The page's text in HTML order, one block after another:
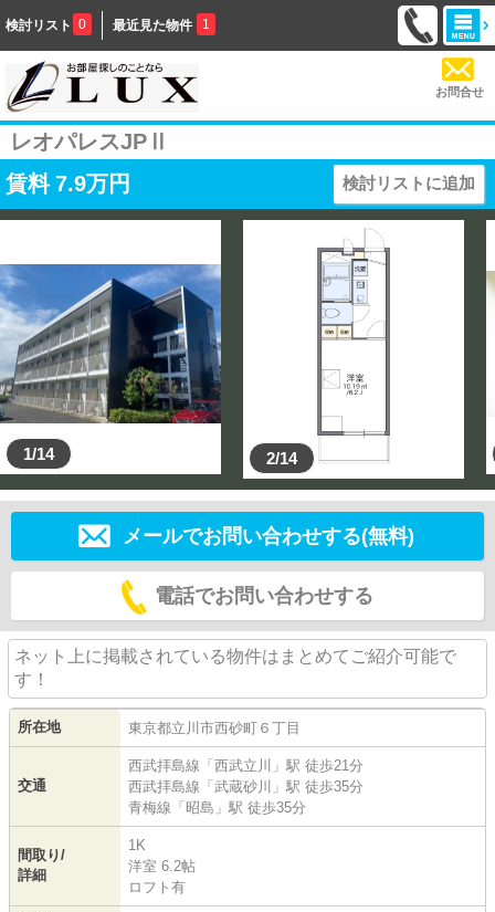
検討リスト 0 最近見た物件 1
お問合せ
レオパレスJPⅡ
賃料 7.9万円 検討リストに追加
1/14 2/14
メールでお問い合わせする(無料)
電話でお問い合わせする
ネット上に掲載されている物件はまとめてご紹介可能で
す！
所在地 東京都立川市西砂町 ６丁目
交通
西武拝島線 「西武立川 」駅 徒歩21分
西武拝島線 「武蔵砂川 」駅 徒歩35分
青梅線 「昭島 」駅 徒歩35分
間取り/
詳細
1K
洋室 6.2帖
ロフト有